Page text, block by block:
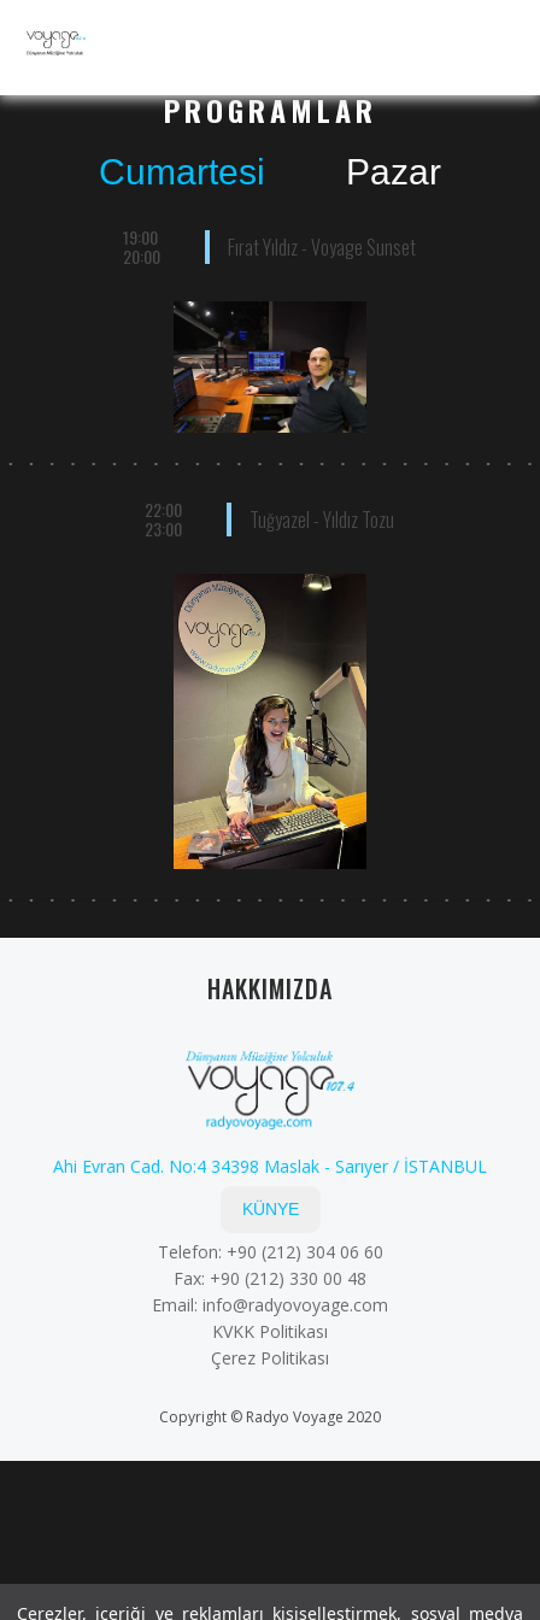
Çerezler, içeriği ve reklamları kişiselleştirmek, sosyal medya
PROGRAMLAR
Cumartesi Pazar
19:00
20:00 Fırat Yıldız - Voyage Sunset
22:00
23:00 Tuğyazel - Yıldız Tozu
HAKKIMIZDA
Ahi Evran Cad. No:4 34398 Maslak - Sarıyer / İSTANBUL
KÜNYE
Telefon: +90 (212) 304 06 60
Fax: +90 (212) 330 00 48
Email: info@radyovoyage.com
KVKK Politikası
Çerez Politikası
Copyright © Radyo Voyage 2020